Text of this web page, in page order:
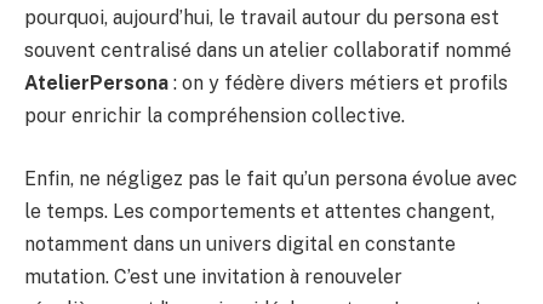
pourquoi, aujourd’hui, le travail autour du persona est
souvent centralisé dans un atelier collaboratif nommé
AtelierPersona : on y fédère divers métiers et profils
pour enrichir la compréhension collective.
Enfin, ne négligez pas le fait qu’un persona évolue avec
le temps. Les comportements et attentes changent,
notamment dans un univers digital en constante
mutation. C’est une invitation à renouveler